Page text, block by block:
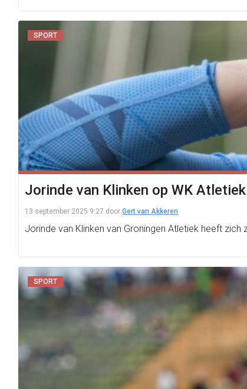
SPORT
Jorinde van Klinken op WK
13 september 2025 9:27 door Gert van Akkeren
Jorinde van Klinken van Groningen Atletiek heeft
SPORT